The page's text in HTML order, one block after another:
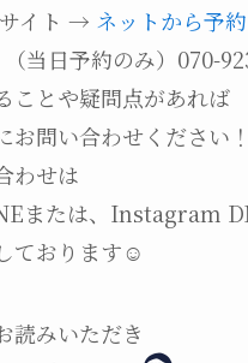
イト → ネットから予
当日予約のみ）070-
ことや疑問点があれば
お問い合わせください！
わせは
または、Instagram
ております☺
読みいただき